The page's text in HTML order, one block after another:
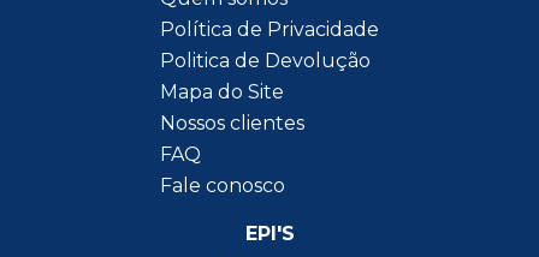
Política de Privacidade
Politica de Devolução
Mapa do Site
Nossos clientes
FAQ
Fale conosco
EPI'S